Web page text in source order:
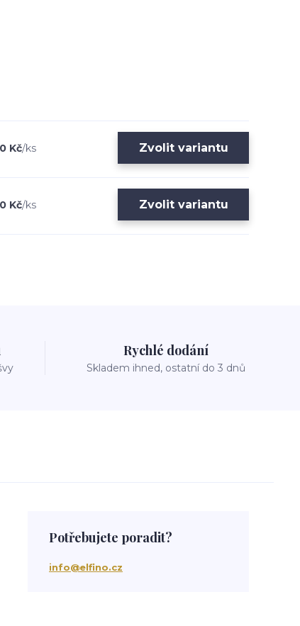
Kč/ks Zvolit variantu
Kč/ks Zvolit variantu
Rychlé dodání
Skladem ihned, ostatní do 3 dnů
Potřebujete poradit?
info@elfino.cz